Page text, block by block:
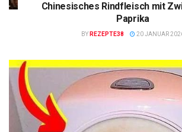
Chinesisches Rindfleisch mit
Paprika
BY REZEPTE38 20 JANUAR